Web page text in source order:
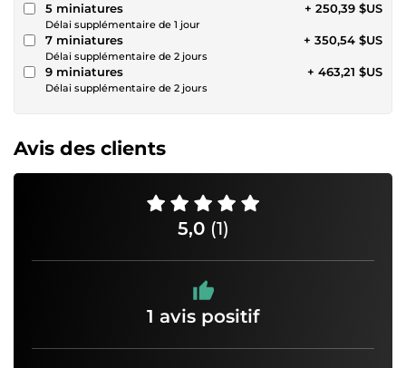
5 miniatures
Délai supplémentaire de 1 jour
+ 250,39 $US
7 miniatures
Délai supplémentaire de 2 jours
+ 350,54 $US
9 miniatures
Délai supplémentaire de 2 jours
+ 463,21 $US
Avis des clients
5,0 (1)
1 avis positif